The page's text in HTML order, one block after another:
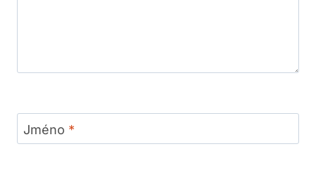
Jméno *